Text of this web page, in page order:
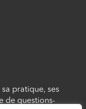
sa pratique, ses
de questions-